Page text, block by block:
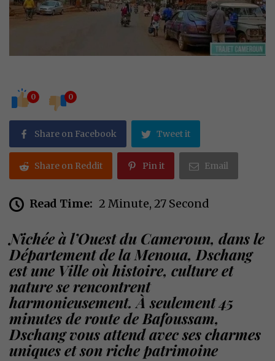
0 0
Share on Facebook Tweet it
Share on Reddit Pin it Email
Read Time: 2 Minute, 27 Second
Nichée à l’Ouest du Cameroun, dans le
Département de la Menoua, Dschang
est une Ville où histoire, culture et
nature se rencontrent
harmonieusement. À seulement 45
minutes de route de Bafoussam,
Dschang vous attend avec ses charmes
uniques et son riche patrimoine